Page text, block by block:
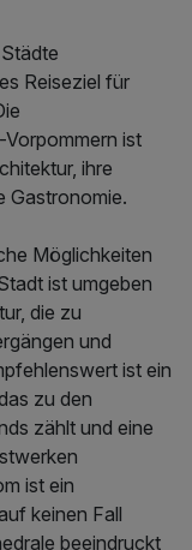
Reiseziel für
ist
ihre
Gastronomie.
Möglichkeiten
ist umgeben
die zu
und
ist ein
zu den
zählt und eine
ist ein
keinen Fall
beeindruckt